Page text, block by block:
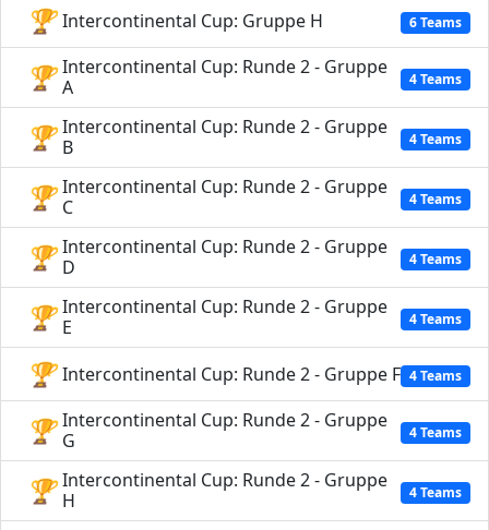
🏆 Intercontinental Cup: Gruppe H 6 Teams
🏆 Intercontinental Cup: Runde 2 - Gruppe
A
4 Teams
🏆 Intercontinental Cup: Runde 2 - Gruppe
B
4 Teams
🏆 Intercontinental Cup: Runde 2 - Gruppe
C
4 Teams
🏆 Intercontinental Cup: Runde 2 - Gruppe
D
4 Teams
🏆 Intercontinental Cup: Runde 2 - Gruppe
E
4 Teams
🏆 Intercontinental Cup: Runde 2 - Gruppe F 4 Teams
🏆 Intercontinental Cup: Runde 2 - Gruppe
G
4 Teams
🏆 Intercontinental Cup: Runde 2 - Gruppe
H
4 Teams